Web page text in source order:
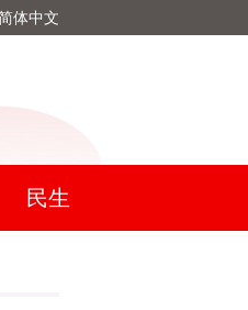
体中文
民生